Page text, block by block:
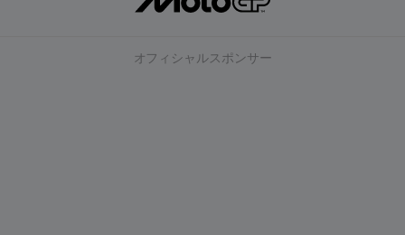
オフィシャルスポンサー